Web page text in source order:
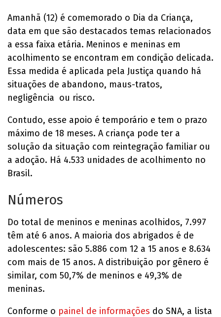
Amanhã (12) é comemorado o Dia da Criança,
data em que são destacados temas relacionados
a essa faixa etária. Meninos e meninas em
acolhimento se encontram em condição delicada.
Essa medida é aplicada pela Justiça quando há
situações de abandono, maus-tratos,
negligência ou risco.
Contudo, esse apoio é temporário e tem o prazo
máximo de 18 meses. A criança pode ter a
solução da situação com reintegração familiar ou
a adoção. Há 4.533 unidades de acolhimento no
Brasil.
Números
Do total de meninos e meninas acolhidos, 7.997
têm até 6 anos. A maioria dos abrigados é de
adolescentes: são 5.886 com 12 a 15 anos e 8.634
com mais de 15 anos. A distribuição por gênero é
similar, com 50,7% de meninos e 49,3% de
meninas.
Conforme o painel de informações do SNA, a lista